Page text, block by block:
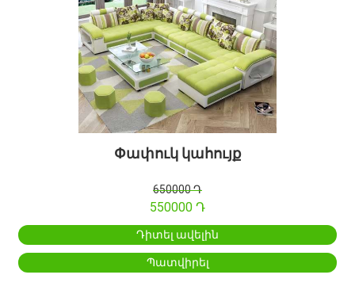
Փափուկ կահույք
650000 Դ
550000 Դ
Դիտել ավելին
Պատվիրել